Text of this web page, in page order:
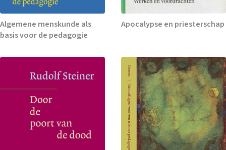
Algemene menskunde als
basis voor de pedagogie
Apocalypse en priesterschap